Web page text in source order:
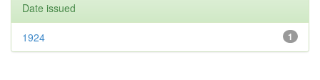
Date issued
1
1924